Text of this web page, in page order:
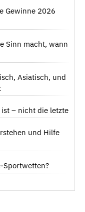
Gewinne 2026
Sinn macht, wann
Asiatisch, und
ist – nicht die letzte
und Hilfe
Sportwetten?